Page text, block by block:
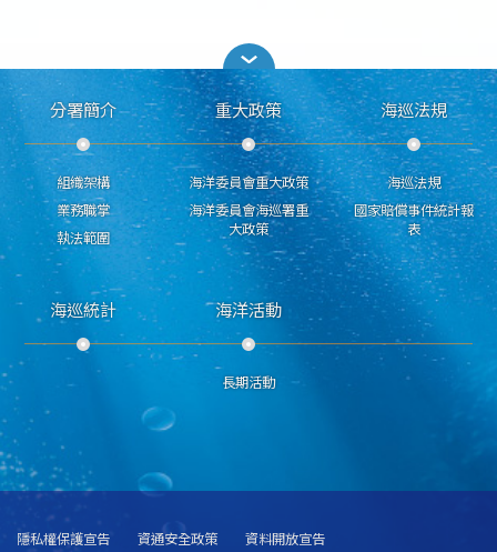
分署簡介
組織架構
業務職掌
執法範圍
重大政策
海洋委員會重大政策
海洋委員會海巡署重
大政策
海巡法規
海巡法規
國家賠償事件統計報
表
海巡統計 海洋活動
長期活動
隱私權保護宣告 資通安全政策 資料開放宣告